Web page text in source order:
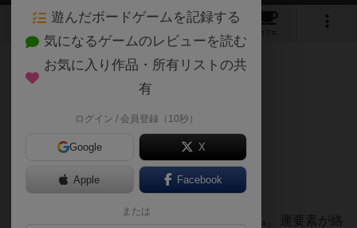
11 7 78
カフェ
240名 1名 0 3年以上前
・ルールが簡単
・何人でも遊べる
・ゲーム時間が短い
というパーティーゲームの王道を征くゲーム。運要素が絡
遊んだボードゲームを記録する
気になるゲームのレビューを読む
お気に入り作品・所有リストの共
有
ログイン / 会員登録（10秒）
Google X
Apple Facebook
または